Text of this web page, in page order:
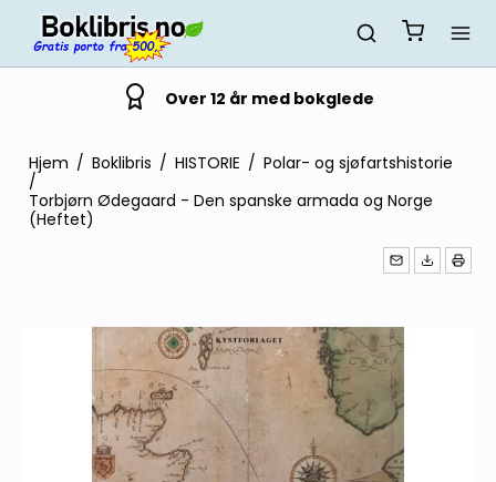
Over 12 år med bokglede
Hjem / Boklibris / HISTORIE / Polar- og sjøfartshistorie
/
Torbjørn Ødegaard - Den spanske armada og Norge
(Heftet)